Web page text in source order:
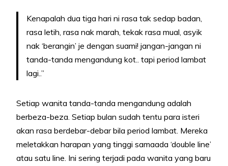
Kenapalah dua tiga hari ni rasa tak sedap badan,
rasa letih, rasa nak marah, tekak rasa mual, asyik
nak ‘berangin’ je dengan suami! jangan-jangan ni
tanda-tanda mengandung kot.. tapi period lambat
lagi..”
Setiap wanita tanda-tanda mengandung adalah
berbeza-beza. Setiap bulan sudah tentu para isteri
akan rasa berdebar-debar bila period lambat. Mereka
meletakkan harapan yang tinggi samaada ‘double line’
atau satu line. Ini sering terjadi pada wanita yang baru